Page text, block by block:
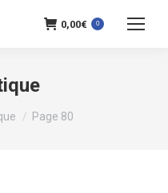
0,00€ 0
Page 80